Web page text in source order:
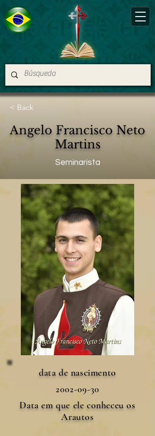
< Back
Angelo Francisco Neto
Martins
Seminarista
data de nascimento
2002-09-30
Data em que ele conheceu os
Arautos